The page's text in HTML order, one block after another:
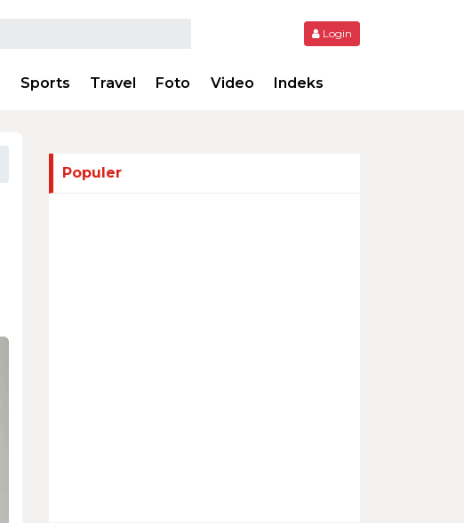
Login
Sports Travel Foto Video Indeks
Populer